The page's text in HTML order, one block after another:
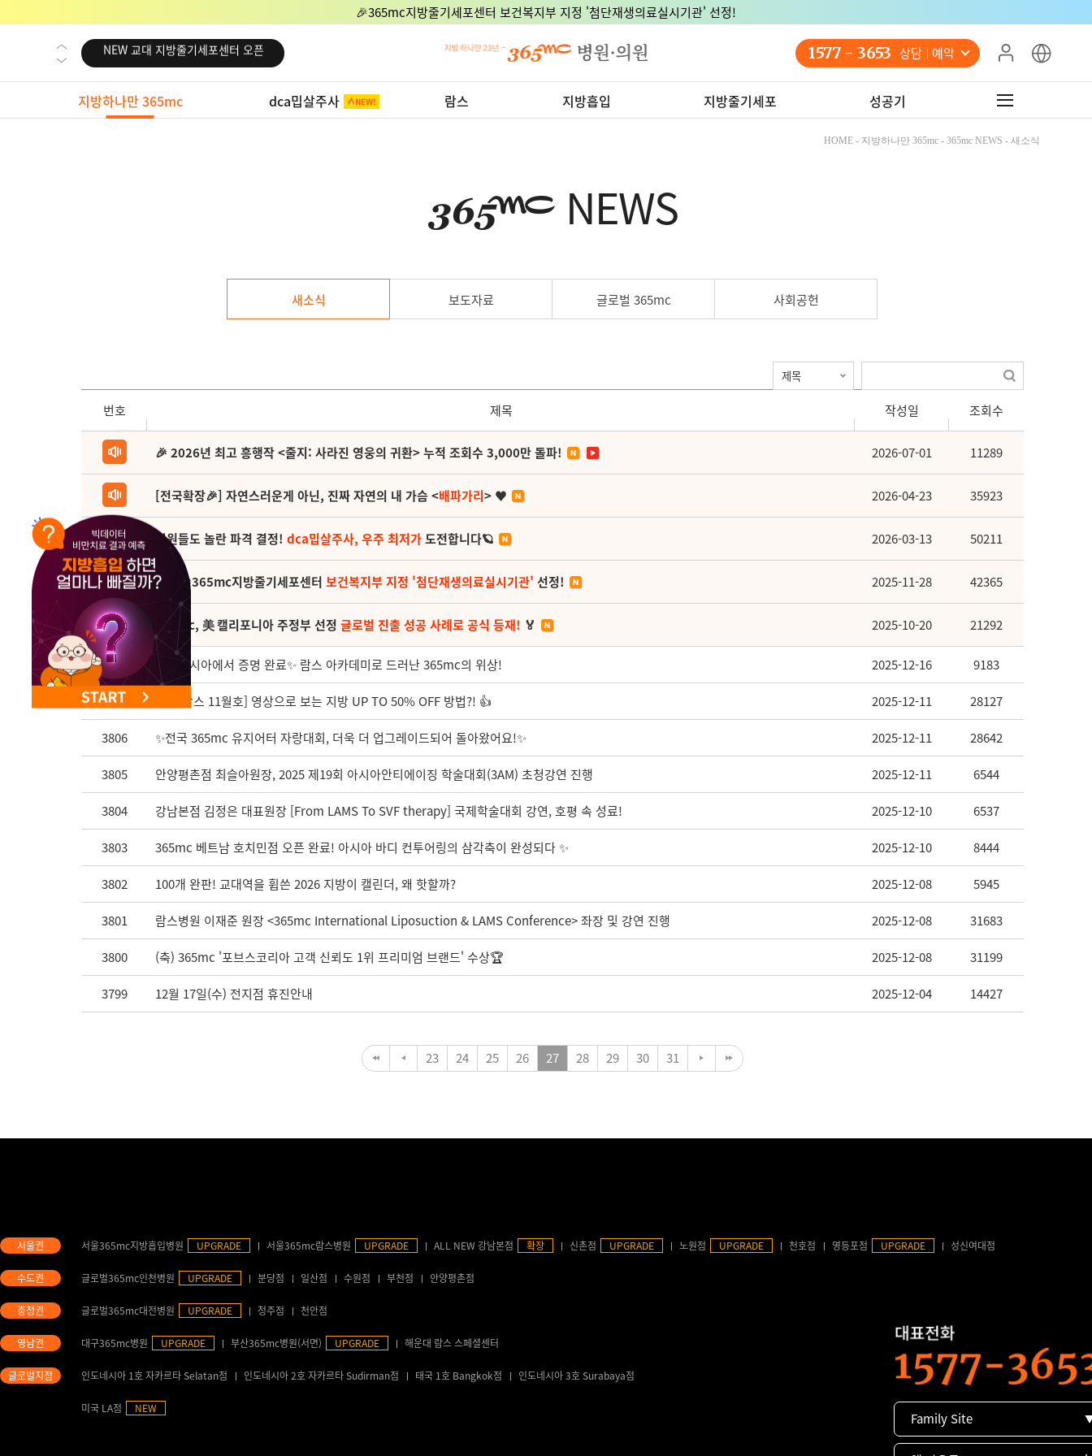
🎉365mc지방줄기세포센터 보건복지부 지정 '첨단재생의료실시기관' 선정!
NEW 교대 지방줄기세포센터 오픈
NEW 대전 지방줄기세포센터 오픈
NEW 노원 지방줄기세포센터 오픈
NEW 미국 LA점 오픈
NEW 미국 LA점 오픈
1577 - 3653 상담 예약
지방하나만 365mc dca밉살주사 람스 지방흡입 지방줄기세포 성공기
HOME - 지방하나만 365mc - 365mc NEWS - 새소식
NEWS
새소식 보도자료 글로벌 365mc 사회공헌
번호 제목 작성일 조회수
🎉 2026년 최고 흥행작 <줄지: 사라진 영웅의 귀환> 누적 조회수 3,000만 돌파! 2026-07-01 11289
[전국확장🎉] 자연스러운게 아닌, 진짜 자연의 내 가슴 <배파가리> ♥ 2026-04-23 35923
직원들도 놀란 파격 결정! dca밉살주사, 우주 최저가도전합니다🪐 2026-03-13 50211
(축) 🎉365mc지방줄기세포센터 보건복지부 지정 '첨단재생의료실시기관' 선정! 2025-11-28 42365
365mc, 美 캘리포니아 주정부 선정 글로벌 진출 성공 사례로 공식 등재! 🏅 2025-10-20 21292
3808 인도네시아에서 증명 완료✨ 람스 아카데미로 드러난 365mc의 위상! 2025-12-16 9183
3807 [월간람스 11월호] 영상으로 보는 지방 UP TO 50% OFF 방법?! 👍 2025-12-11 28127
3806 ✨전국 365mc 유지어터 자랑대회, 더욱 더 업그레이드되어 돌아왔어요!✨ 2025-12-11 28642
3805 안양평촌점 최슬아원장, 2025 제19회 아시아안티에이징 학술대회(3AM) 초청강연 진행 2025-12-11 6544
3804 강남본점 김정은 대표원장 [From LAMS To SVF therapy] 국제학술대회 강연, 호평 속 성료! 2025-12-10 6537
3803 365mc 베트남 호치민점 오픈 완료! 아시아 바디 컨투어링의 삼각축이 완성되다 ✨ 2025-12-10 8444
3802 100개 완판! 교대역을 휩쓴 2026 지방이 캘린더, 왜 핫할까? 2025-12-08 5945
3801 람스병원 이재준 원장 <365mc International Liposuction & LAMS Conference> 좌장 및 강연 진행 2025-12-08 31683
3800 (축) 365mc '포브스코리아 고객 신뢰도 1위 프리미엄 브랜드' 수상🏆️ 2025-12-08 31199
3799 12월 17일(수) 전지점 휴진안내 2025-12-04 14427
23 24 25 26 27 28 29 30 31
서울365mc지방흡입병원 UPGRADE 서울365mc람스병원 UPGRADE ALL NEW 강남본점 확장 신촌점 UPGRADE 노원점 UPGRADE 천호점 영등포점 UPGRADE 성신여대점
글로벌365mc인천병원 UPGRADE 분당점 일산점 수원점 부천점 안양평촌점
글로벌365mc대전병원 UPGRADE 청주점 천안점
대구365mc병원 UPGRADE 부산365mc병원(서면) UPGRADE 해운대 람스 스페셜센터
인도네시아 1호 자카르타 Selatan점 인도네시아 2호 자카르타 Sudirman점 태국 1호 Bangkok점 인도네시아 3호 Surabaya점
미국 LA점 NEW
Family Site